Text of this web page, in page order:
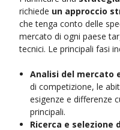
richiede un approccio
che tenga conto delle
mercato di ogni paese
tecnici. Le principali fasi
Analisi del mercato
di competizione, le
esigenze e differenze
principali.
Ricerca e selezione